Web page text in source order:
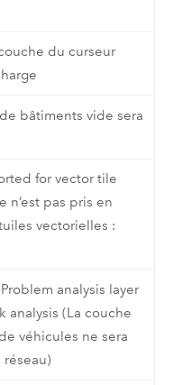
du curseur
bâtiments vide sera
for vector tile
n’est pas pris en
vectorielles :
analysis layer
analysis (La couche
véhicules ne sera
réseau)